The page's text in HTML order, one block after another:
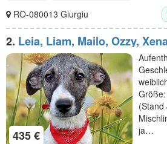
RO-080013 Giurgiu
2. Leia, Liam, Mailo, Ozzy,
verspielt und lieb
435 €
(Stand
ja…